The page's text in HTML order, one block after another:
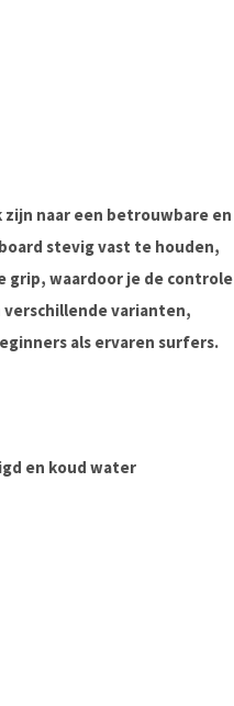
naar een betrouwbare en
stevig vast te houden,
grip, waardoor je de controle
varianten,
als ervaren surfers.
en koud water